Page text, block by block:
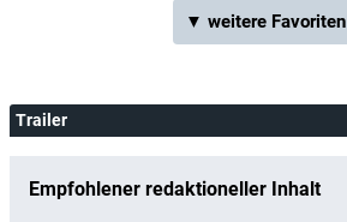
▼ weitere Favoriten
Trailer